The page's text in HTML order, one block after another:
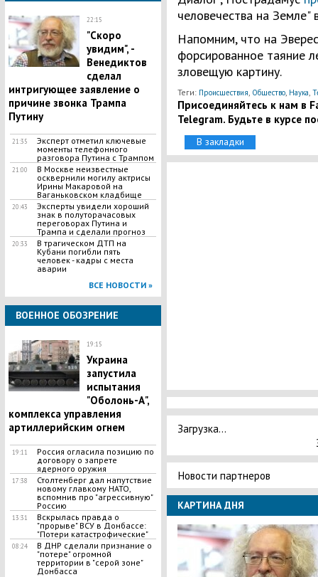
22:15
"Скоро
увидим", -
Венедиктов
сделал
интригующее заявление о
причине звонка Трампа
Путину
21:35
Эксперт отметил ключевые
моменты телефонного
разговора Путина с Трампом
21:00
В Москве неизвестные
осквернили могилу актрисы
Ирины Макаровой на
Ваганьковском кладбище
20:43
Эксперты увидели хороший
знак в полуторачасовых
переговорах Путина и
Трампа и сделали прогноз
20:33
​В трагическом ДТП на
Кубани погибли пять
человек - кадры с места
аварии
ВСЕ НОВОСТИ »
ВОЕННОЕ ОБОЗРЕНИЕ
19:15
Украина
запустила
испытания
"Оболонь-А",
комплекса управления
артиллерийским огнем
19:11
Россия огласила позицию по
договору о запрете
ядерного оружия
17:38
Столтенберг дал напутствие
новому главкому НАТО,
вспомнив про "агрессивную"
Россию
13:31
Вскрылась правда о
"прорыве" ВСУ в Донбассе:
"Потери катастрофические"
08:24
В ДНР сделали признание о
"потере" огромной
территории в "серой зоне"
Донбасса
человечества на Земле"
Напомним, что на
форсированное таяние
зловещую картину.
Теги: Происшествия, Общество, Наука,
Присоединяйтесь к нам в
Telegram. Будьте в курсе
В закладки
Загрузка...
Новости партнеров
КАРТИНА ДНЯ